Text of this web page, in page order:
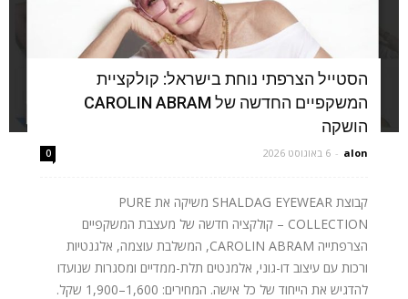
הסטייל הצרפתי נוחת בישראל: קולקציית
המשקפיים החדשה של CAROLIN ABRAM
הושקה
alon
- 6 באוגוסט 2026 0
קבוצת SHALDAG EYEWEAR משיקה את PURE
COLLECTION – קולקציה חדשה של מעצבת המשקפיים
הצרפתייה CAROLIN ABRAM, המשלבת עוצמה, אלגנטיות
ורכות עם עיצוב דו-גוני, אלמנטים תלת-ממדיים ומסגרות שנועדו
להדגיש את הייחוד של כל אישה. המחירים: 1,600–1,900 שקל.